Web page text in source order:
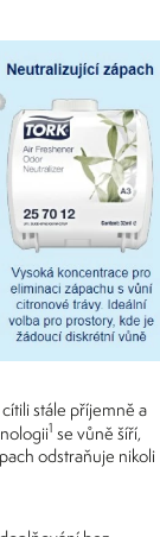
stále příjemně a
1 se vůně šíří,
odstraňuje nikoli